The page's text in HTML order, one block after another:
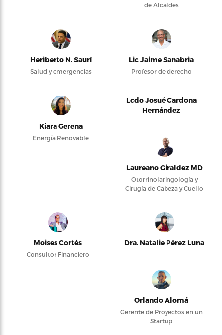
de Alcaldes
Heriberto N. Saurí
Salud y emergencias
Lic Jaime Sanabria
Profesor de derecho
Kiara Gerena
Energía Renovable
Lcdo Josué Cardona
Hernández
Laureano Giraldez MD
Otorrinolaringología y
Cirugía de Cabeza y Cuello
Moises Cortés
Consultor Financiero
Dra. Natalie Pérez Luna
Orlando Alomá
Gerente de Proyectos en un
Startup